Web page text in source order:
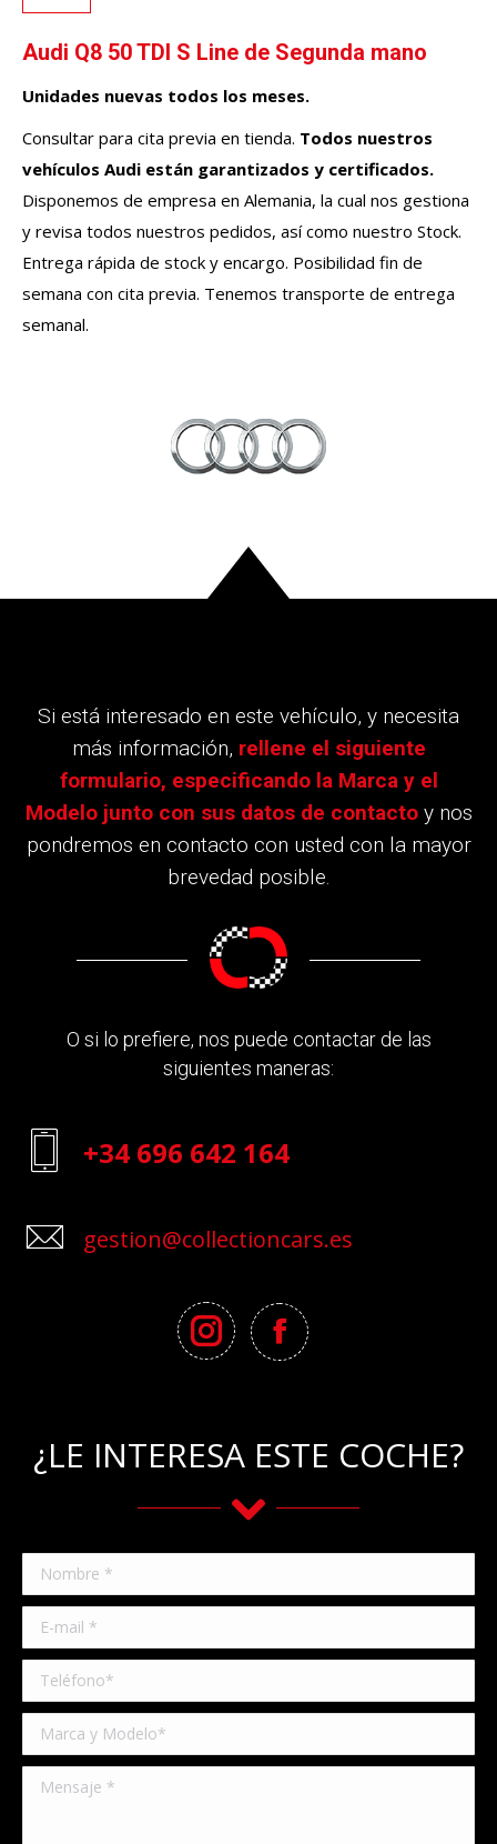
Audi Q8 50 TDI S Line de Segunda mano
Unidades nuevas todos los meses.
Consultar para cita previa en tienda. Todos nuestros
vehículos Audi están garantizados y certificados.
Disponemos de empresa en Alemania, la cual nos gestiona
y revisa todos nuestros pedidos, así como nuestro Stock.
Entrega rápida de stock y encargo. Posibilidad fin de
semana con cita previa. Tenemos transporte de entrega
semanal.
Si está interesado en este vehículo, y necesita
más información, rellene el siguiente
formulario, especificando la Marca y el
Modelo junto con sus datos de contactoy nos
pondremos en contacto con usted con la mayor
brevedad posible.
O si lo prefiere, nos puede contactar de las
siguientes maneras:
+34 696 642 164
gestion@collectioncars.es
¿LE INTERESA ESTE COCHE?